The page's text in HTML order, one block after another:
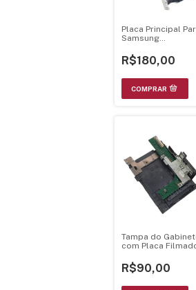
Placa Principal
Samsung
Bn91-06544v
R$180,00
Tampa do
com Placa
R$90,00